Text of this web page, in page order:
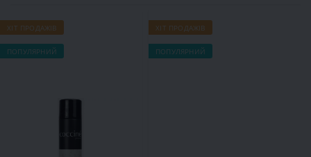
ХІТ ПРОДАЖІВ
ПОПУЛЯРНИЙ
ХІТ ПРОДАЖІВ
ПОПУЛЯРНИЙ